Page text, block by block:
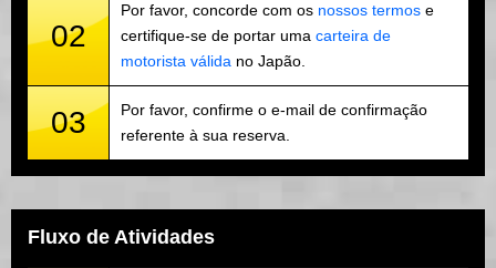
02
Por favor, concorde com os nossos termos e
certifique-se de portar uma carteira de
motorista válida no Japão.
03
Por favor, confirme o e-mail de confirmação
referente à sua reserva.
Fluxo de Atividades